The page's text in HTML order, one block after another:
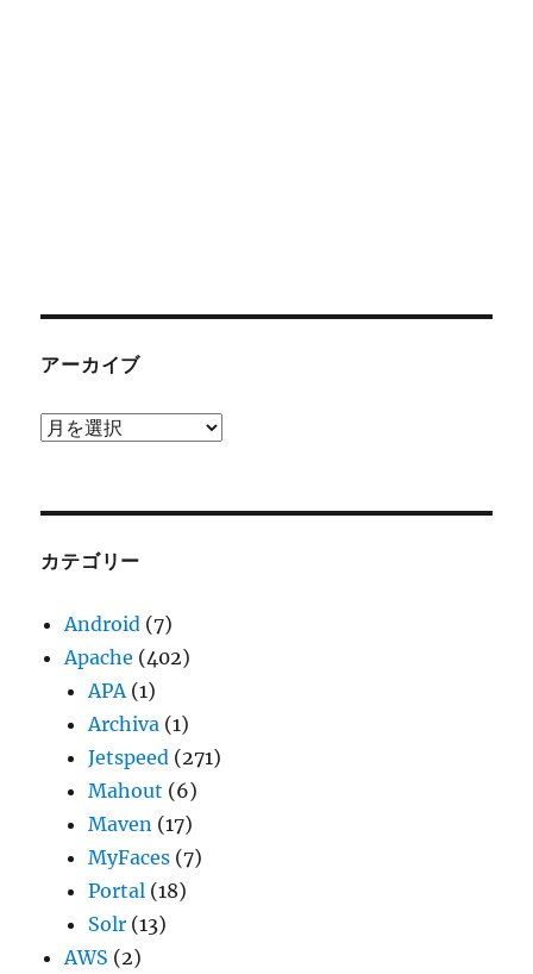
アーカイブ
ア
ブ
カテゴリー
Android (7)
Apache (402)
APA(1)
Archiva (1)
Jetspeed (271)
Mahout (6)
Maven (17)
MyFaces (7)
Portal (18)
Solr (13)
AWS (2)